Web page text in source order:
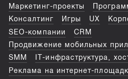
Маркетинг-проекты
Консалтинг
Игры UX
SEO-компании
CRM
Продвижение мобильных
SMM
IT-инфраструктура,
Реклама на интернет-